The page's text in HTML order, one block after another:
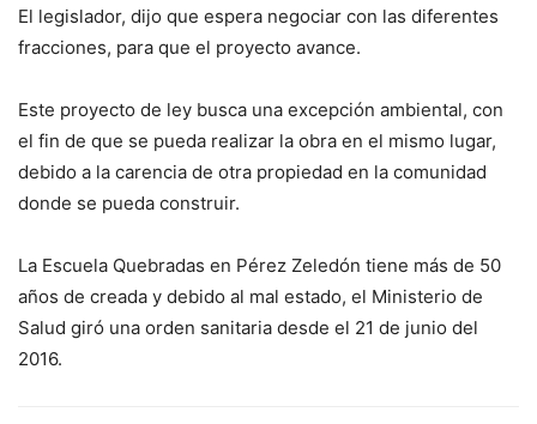
El legislador, dijo que espera negociar con las diferentes
fracciones, para que el proyecto avance.
Este proyecto de ley busca una excepción ambiental, con
el fin de que se pueda realizar la obra en el mismo lugar,
debido a la carencia de otra propiedad en la comunidad
donde se pueda construir.
La Escuela Quebradas en Pérez Zeledón tiene más de 50
años de creada y debido al mal estado, el Ministerio de
Salud giró una orden sanitaria desde el 21 de junio del
2016.